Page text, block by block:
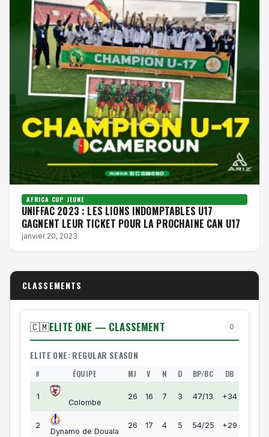
AFRICA CUP JEUNE
UNIFFAC 2023 : LES LIONS INDOMPTABLES U17
GAGNENT LEUR TICKET POUR LA PROCHAINE CAN U17
janvier 20, 2023
CLASSEMENTS
🇨🇲ELITE ONE — CLASSEMENT 0
ELITE ONE: REGULAR SEASON
Elite One — Classement
# ÉQUIPE MJ V N D BP/BC DB
1
Colombe
26 16 7 3 47/13 +34
2
Dynamo de Douala
26 17 4 5 54/25 +29